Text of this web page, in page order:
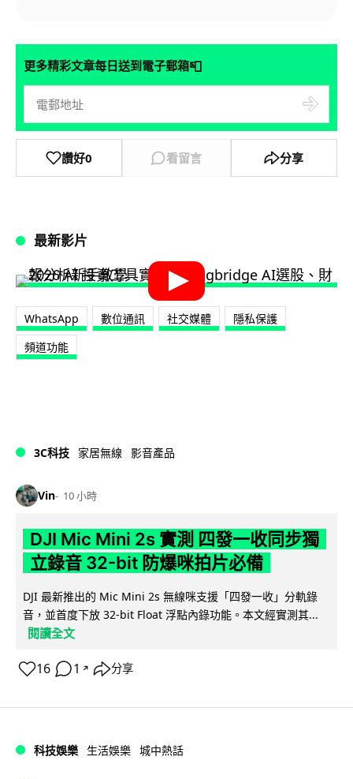
更多精彩文章每日送到電子郵箱📮
讚好0 看留言 分享
最新影片
WhatsApp 數位通訊 社交媒體
隱私保護
頻道功能
3C科技 家居無線 影音產品
Vin 10 小時
DJI Mic Mini 2s 實測 四發一收同步獨
立錄音 32-bit 防爆咪拍片必備
DJI 最新推出的 Mic Mini 2s 無線咪支援「四發一收」分軌錄
音，並首度下放 32-bit Float 浮點內錄功能。本文經實測其...
閱讀全文
16 1 ↗ 分享
科技娛樂 生活娛樂 城中熱話